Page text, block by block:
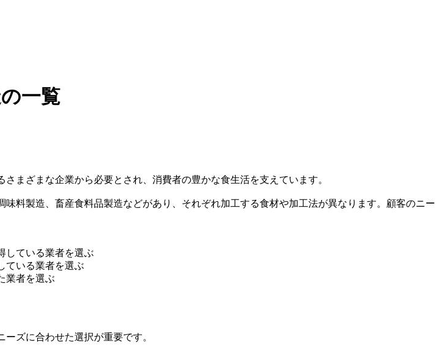
一覧
まざまな企業から必要とされ、消費者の豊かな食生活を支えています。
料製造、畜産食料品製造などがあり、それぞれ加工する食材や加工法が異なります。顧客のニー
している業者を選ぶ
ている業者を選ぶ
業者を選ぶ
ズに合わせた選択が重要です。